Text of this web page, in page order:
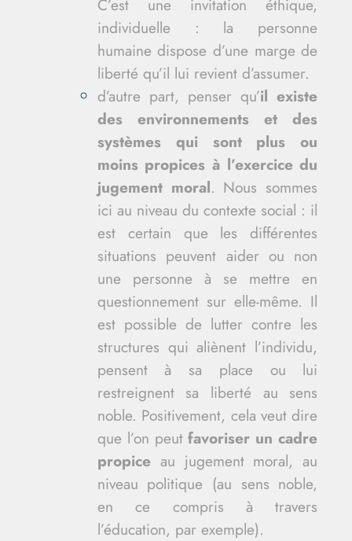
C’est une invitation éthique,
individuelle : la personne
humaine dispose d’une marge de
liberté qu’il lui revient d’assumer.
d’autre part, penser qu’il existe
des environnements et des
systèmes qui sont plus ou
moins propices à l’exercice du
jugement moral. Nous sommes
ici au niveau du contexte social : il
est certain que les différentes
situations peuvent aider ou non
une personne à se mettre en
questionnement sur elle-même. Il
est possible de lutter contre les
structures qui aliènent l’individu,
pensent à sa place ou lui
restreignent sa liberté au sens
noble. Positivement, cela veut dire
que l’on peutfavoriser un cadre
propice au jugement moral, au
niveau politique (au sens noble,
en ce compris à travers
l’éducation, par exemple).